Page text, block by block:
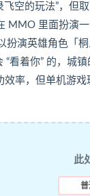
空的玩法”，但
MMO 里面扮演
演英雄角色「
看着你” 的，城
率，但单机游戏
此
普